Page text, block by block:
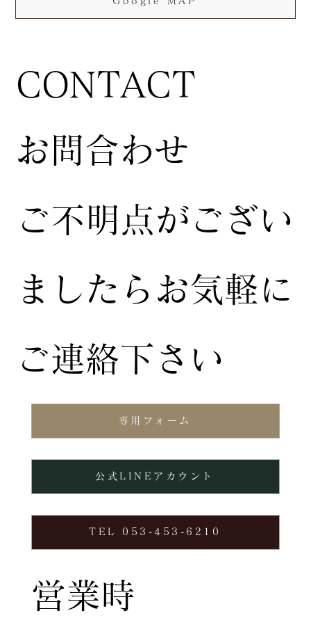
専用フォーム
TEL 053-453-6210
公式LINEアカウント
お問合わせ
ご不明点がござい
ましたらお気軽に
ご連絡下さい
営業時
CONTACT